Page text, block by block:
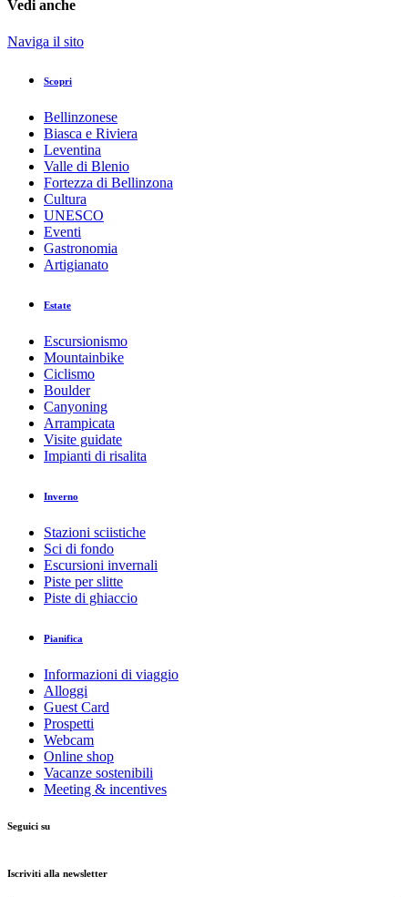
Vedi anche
Naviga il sito
Scopri
Bellinzonese
Biasca e Riviera
Leventina
Valle di Blenio
Fortezza di Bellinzona
Cultura
UNESCO
Eventi
Gastronomia
Artigianato
Estate
Escursionismo
Mountainbike
Ciclismo
Boulder
Canyoning
Arrampicata
Visite guidate
Impianti di risalita
Inverno
Stazioni sciistiche
Sci di fondo
Escursioni invernali
Piste per slitte
Piste di ghiaccio
Pianifica
Informazioni di viaggio
Alloggi
Guest Card
Prospetti
Webcam
Online shop
Vacanze sostenibili
Meeting & incentives
Seguici su
Iscriviti alla newsletter